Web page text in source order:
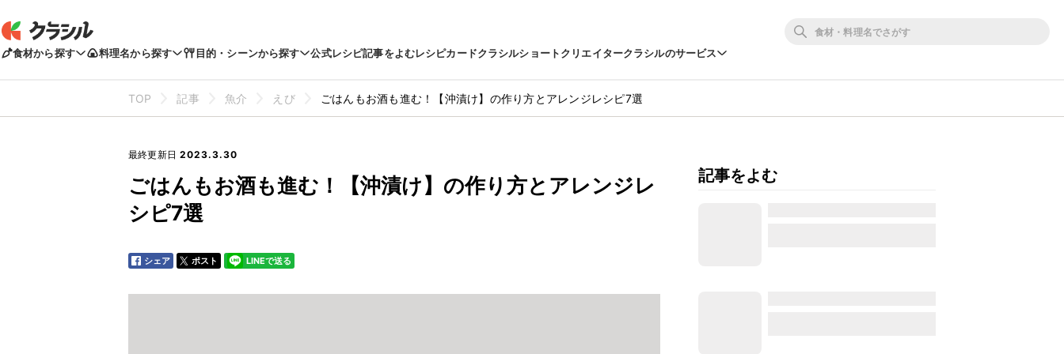
食材から探す 料理名から探す 目的・シーンから探す 公式レシピ記事をよむレシピカードクラシルショートクリエイタークラシルのサービス
TOP 記事 魚介 えび ごはんもお酒も進む！【沖漬け】の作り方とアレンジレシピ7選
最終更新日 2023.3.30
ごはんもお酒も進む！【沖漬け】の作り方とアレンジレ
シピ7選
シェア ポスト LINEで送る
記事をよむ